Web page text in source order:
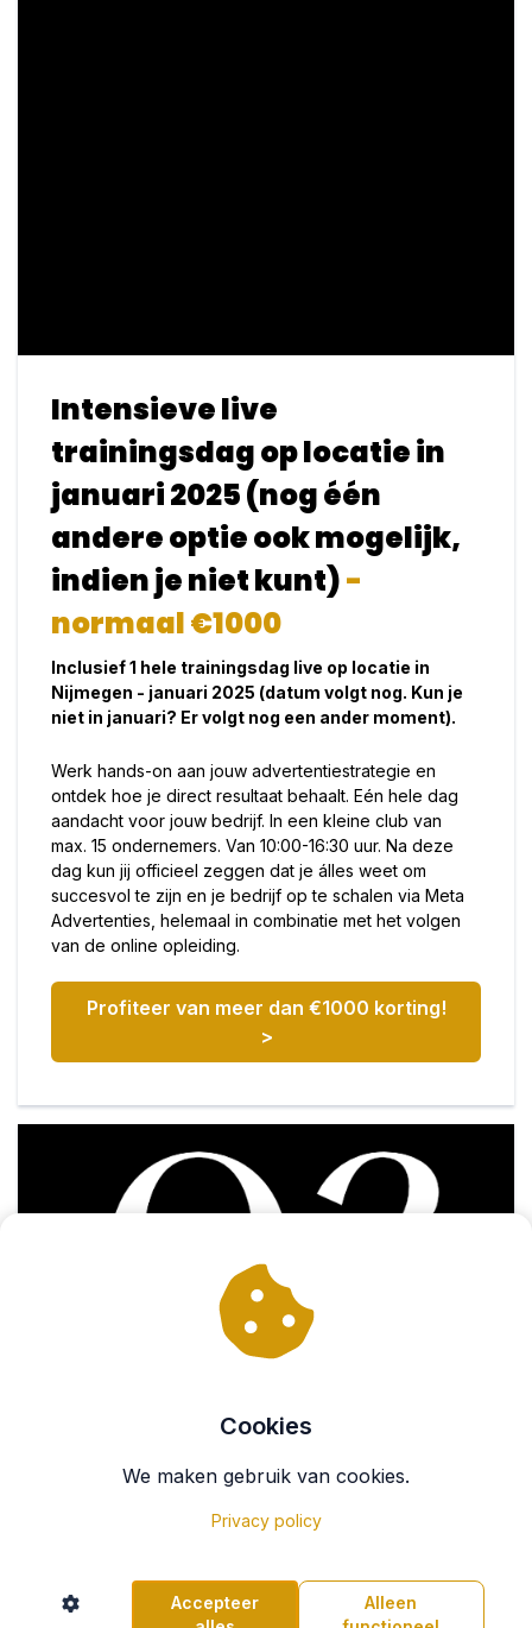
Intensieve live
trainingsdag op locatie in
januari 2025 (nog één
andere optie ook mogelijk,
indien je niet kunt)-
normaal €1000
Inclusief 1 hele trainingsdag live op locatie in
Nijmegen - januari 2025 (datum volgt nog. Kun je
niet in januari? Er volgt nog een ander moment).
Werk hands-on aan jouw advertentiestrategie en
ontdek hoe je direct resultaat behaalt. Eén hele dag
aandacht voor jouw bedrijf. In een kleine club van
max. 15 ondernemers. Van 10:00-16:30 uur. Na deze
dag kun jij officieel zeggen dat je álles weet om
succesvol te zijn en je bedrijf op te schalen via Meta
Advertenties, helemaal in combinatie met het volgen
van de online opleiding.
Profiteer van meer dan €1000 korting!
>
Cookies
We maken gebruik van cookies.
Privacy policy
Alleen
Accepteer